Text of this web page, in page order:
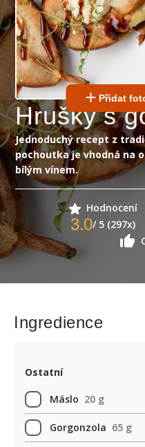
Přidat
Hrušky s
Jednoduchý recept z
pochoutka je vhodná na
bílým vínem.
Hodnocení
3.0/ 5 (297x)
Ingredience
Ostatní
Máslo 20 g
Gorgonzola 65 g